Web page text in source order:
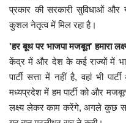
ब्रेकिंग न्यूज़
व्यापार
टेक न्यूज़
प्रकार की सरकारी सुविधाओं और
कुशल नेतृत्व में मिल रहा है।
'हर बूथ पर भाजपा मजबूत' हमारा
केंद्र में और देश के कई राज्यों में
पार्टी सत्ता में नहीं है, वहां भी
मध्यप्रदेश में हम पार्टी को और
लक्ष्य लेकर काम करेंगे, अगले कुछ